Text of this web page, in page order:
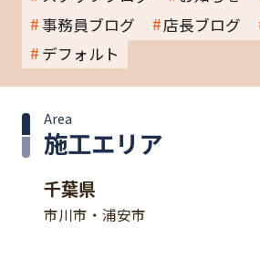
事務員ブログ
店長ブログ
デフォルト
施工エリア
Area
千葉県
市川市・浦安市